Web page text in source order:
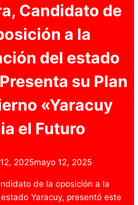
Candidato de
a la
del estado
su Plan
«Yaracuy
el Futuro
2025mayo 12, 2025
de la oposición a la
Yaracuy, presentó este